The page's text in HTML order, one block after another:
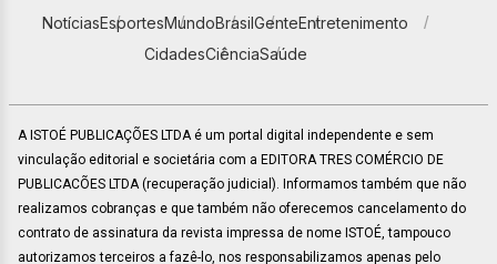
NotíciasEsportesMundoBrasilGenteEntretenimento
CidadesCiênciaSaúde
A ISTOÉ PUBLICAÇÕES LTDA é um portal digital independente e sem
vinculação editorial e societária com a EDITORA TRES COMÉRCIO DE
PUBLICACÕES LTDA (recuperação judicial). Informamos também que não
realizamos cobranças e que também não oferecemos cancelamento do
contrato de assinatura da revista impressa de nome ISTOÉ, tampouco
autorizamos terceiros a fazê-lo, nos responsabilizamos apenas pelo